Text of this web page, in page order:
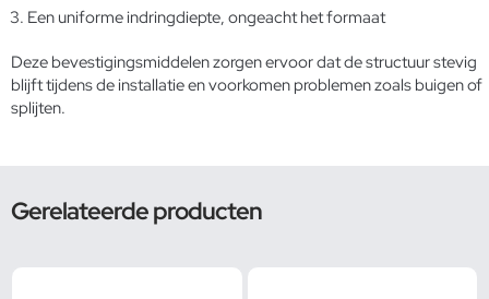
Een uniforme indringdiepte, ongeacht het formaat
Deze bevestigingsmiddelen zorgen ervoor dat de structuur stevig
blijft tijdens de installatie en voorkomen problemen zoals buigen of
splijten.
Gerelateerde producten